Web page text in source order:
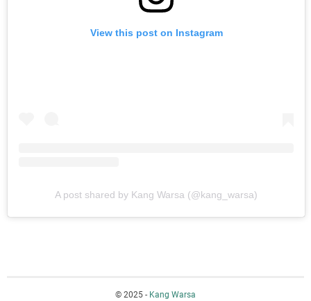
View this post on Instagram
A post shared by Kang Warsa (@kang_warsa)
© 2025 - Kang Warsa